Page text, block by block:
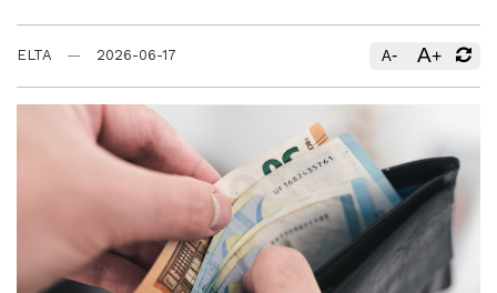
ELTA 2026-06-17 A- A+